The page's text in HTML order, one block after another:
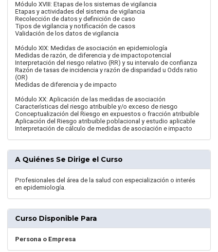
Módulo XVIII: Etapas de los sistemas de vigilancia
Etapas y actividades del sistema de vigilancia
Recolección de datos y definición de caso
Tipos de vigilancia y notificación de casos
Validación de los datos de vigilancia
Módulo XIX: Medidas de asociación en epidemiología
Medidas de razón, de diferencia y de impactopotencial
Interpretación del riesgo relativo (RR) y su intervalo de confianza
Razón de tasas de incidencia y razón de disparidad u Odds ratio
(OR)
Medidas de diferencia y de impacto
Módulo XX: Aplicación de las medidas de asociación
Características del riesgo atribuible y/o exceso de riesgo
Conceptualización del Riesgo en expuestos o fracción atribuible
Aplicación del Riesgo atribuible poblacional y estudio aplicable
Interpretación de cálculo de medidas de asociación e impacto
A Quiénes Se Dirige el Curso
Profesionales del área de la salud con especialización o interés
en epidemiología.
Curso Disponible Para
Persona o Empresa